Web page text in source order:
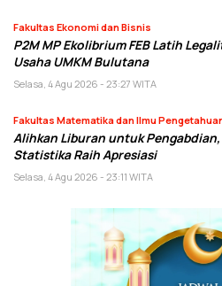
Fakultas Ekonomi dan Bisnis
P2M MP Ekolibrium FEB Latih
Usaha UMKM Bulutana
Selasa, 4 Agu 2026 - 23:27 WITA
Fakultas Matematika dan Ilmu
Alihkan Liburan untuk
Statistika Raih Apresiasi
Selasa, 4 Agu 2026 - 23:11 WITA